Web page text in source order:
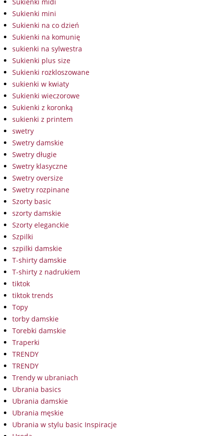
Sukienki mini
Sukienki na co dzień
Sukienki na komunię
sukienki na sylwestra
Sukienki plus size
Sukienki rozkloszowane
sukienki w kwiaty
Sukienki wieczorowe
Sukienki z koronką
sukienki z printem
swetry
Swetry damskie
Swetry długie
Swetry klasyczne
Swetry oversize
Swetry rozpinane
Szorty basic
szorty damskie
Szorty eleganckie
Szpilki
szpilki damskie
T-shirty damskie
T-shirty z nadrukiem
tiktok
tiktok trends
Topy
torby damskie
Torebki damskie
Traperki
TRENDY
TRENDY
Trendy w ubraniach
Ubrania basics
Ubrania damskie
Ubrania męskie
Ubrania w stylu basic Inspiracje